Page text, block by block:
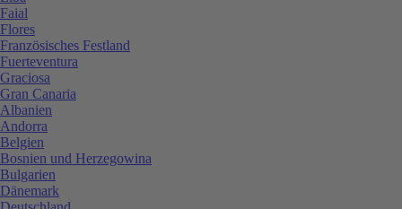
Faial
Flores
Französisches Festland
Fuerteventura
Graciosa
Gran Canaria
Albanien
Andorra
Belgien
Bosnien und Herzegowina
Bulgarien
Dänemark